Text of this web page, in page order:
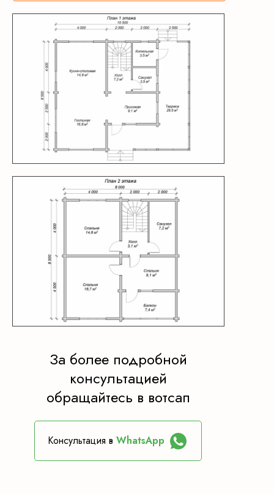
Консультация в WhatsApp
За более подробной
консультацией
обращайтесь в вотсап